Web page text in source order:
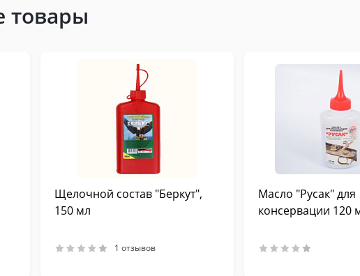
товары
Щелочной состав "Беркут",
150 мл
1 отзывов
Масло "Русак" для
консервации 120